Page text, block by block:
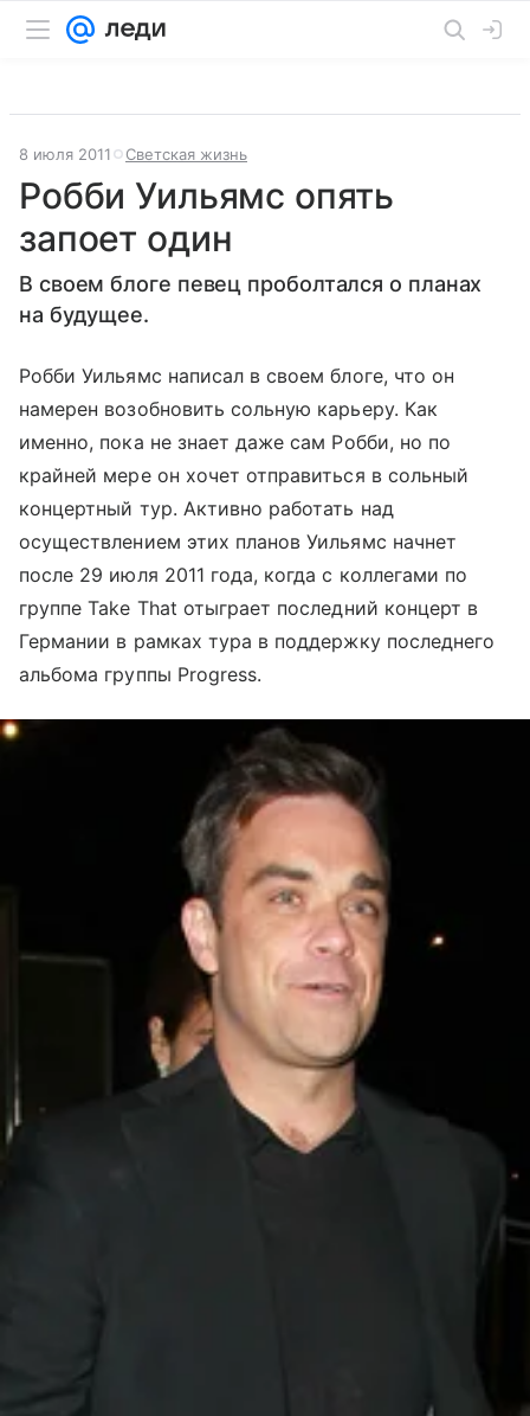
8 июля 2011 Светская жизнь
Робби Уильямс опять
запоет один
В своем блоге певец проболтался о планах
на будущее.
Робби Уильямс написал в своем блоге, что он
намерен возобновить сольную карьеру. Как
именно, пока не знает даже сам Робби, но по
крайней мере он хочет отправиться в сольный
концертный тур. Активно работать над
осуществлением этих планов Уильямс начнет
после 29 июля 2011 года, когда с коллегами по
группе Take That отыграет последний концерт в
Германии в рамках тура в поддержку последнего
альбома группы Progress.